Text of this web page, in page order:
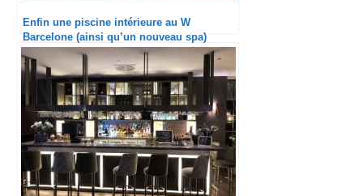
Enfin une piscine intérieure au W
Barcelone (ainsi qu’un nouveau spa)